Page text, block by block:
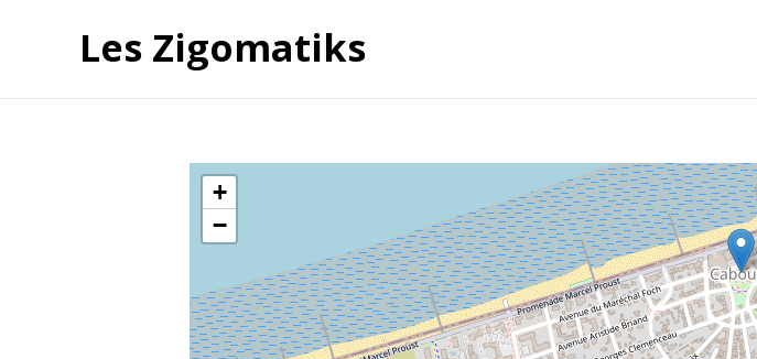
Les Zigomatiks
+
−